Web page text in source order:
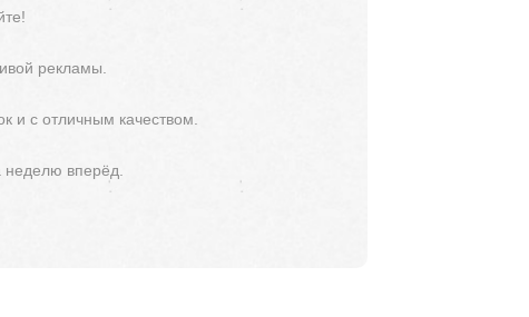
рекламы.
и с отличным качеством.
неделю вперёд.